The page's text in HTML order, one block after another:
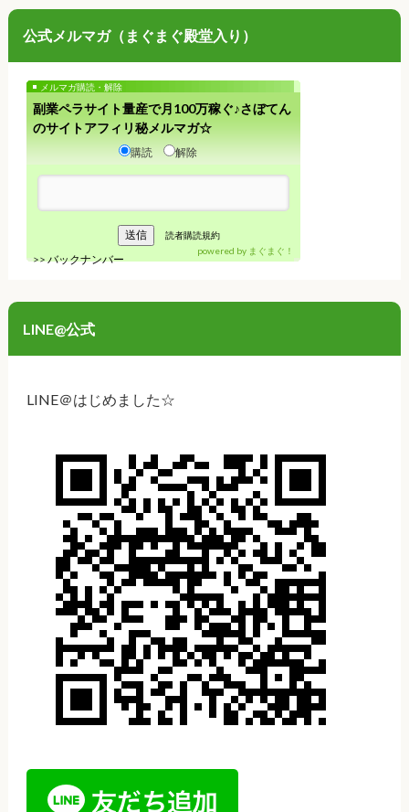
公式メルマガ（まぐまぐ殿堂入り）
メルマガ購読・解除
副業ペラサイト量産で月100万稼ぐ♪さぼてん
のサイトアフィリ秘メルマガ☆
購読 解除
読者購読規約
>>バックナンバー
powered by まぐまぐ！
LINE@公式
LINE＠はじめました☆